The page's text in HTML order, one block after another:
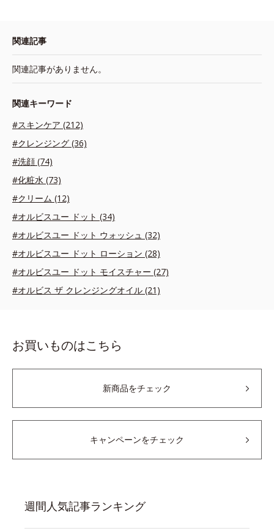
関連記事
関連記事がありません。
関連キーワード
#スキンケア (212)
#クレンジング (36)
#洗顔 (74)
#化粧水 (73)
#クリーム (12)
#オルビスユー ドット (34)
#オルビスユー ドット ウォッシュ (32)
#オルビスユー ドット ローション (28)
#オルビスユー ドット モイスチャー (27)
#オルビス ザ クレンジングオイル (21)
お買いものはこちら
新商品をチェック
キャンペーンをチェック
週間人気記事ランキング